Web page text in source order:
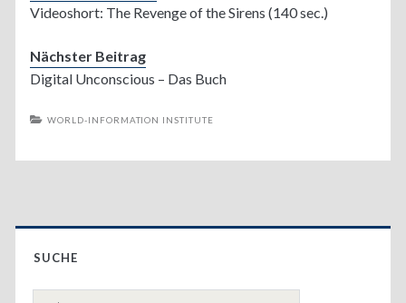
Videoshort: The Revenge of the Sirens (140 sec.)
Nächster Beitrag
Digital Unconscious – Das Buch
WORLD-INFORMATION INSTITUTE
Primary
Sidebar
SUCHE